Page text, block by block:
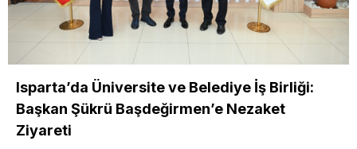
Isparta’da Üniversite ve Belediye İş Birliği:
Başkan Şükrü Başdeğirmen’e Nezaket
Ziyareti